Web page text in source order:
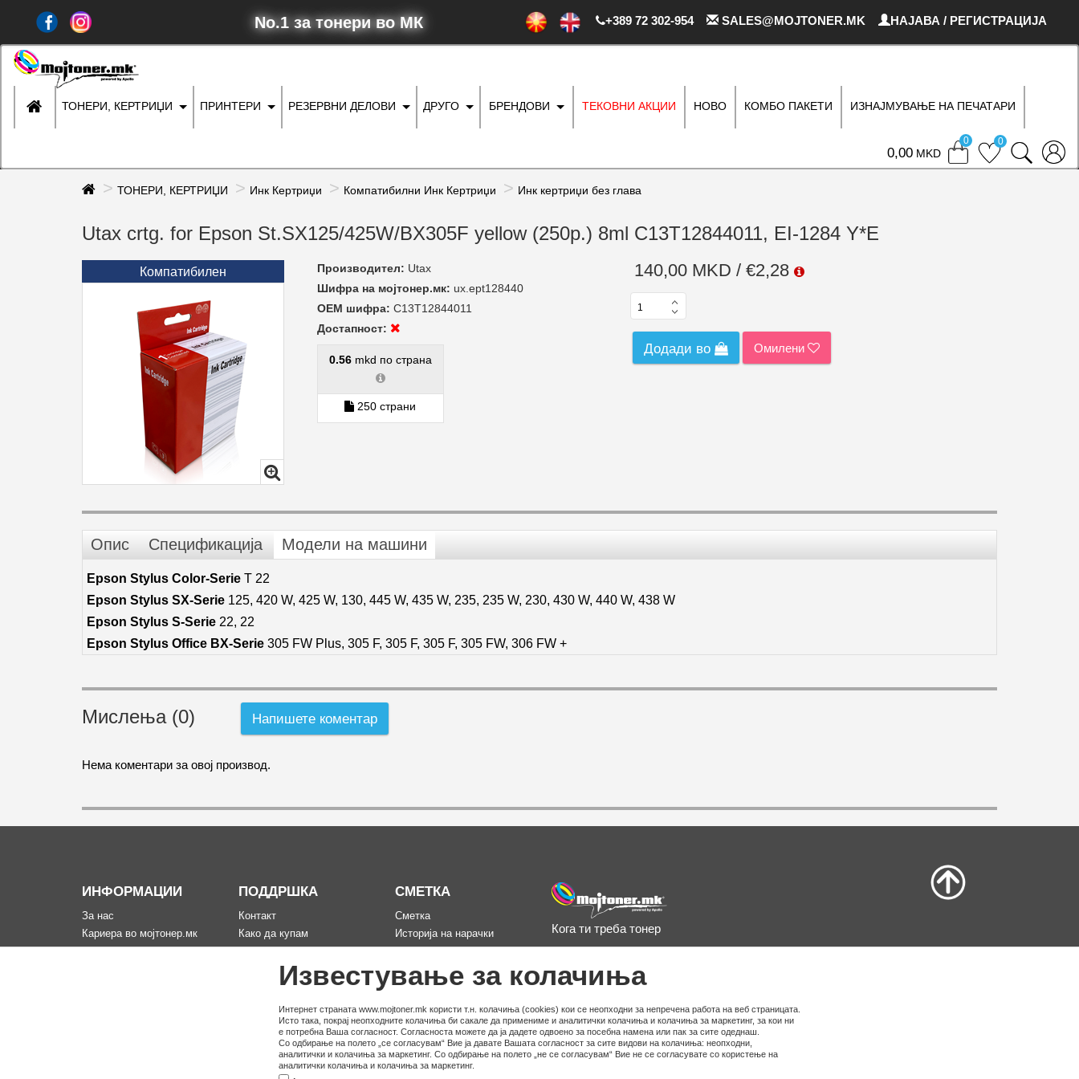
Известување за колачиња
Интернет страната www.mojtoner.mk користи т.н. колачиња (cookies) кои се неопходни за непречена работа на веб страницата.
Исто така, покрај неопходните колачиња би сакале да примениме и аналитички колачиња и колачиња за маркетинг, за кои ни
е потребна Ваша согласност. Согласноста можете да ја дадете одвоено за посебна намена или пак за сите одеднаш.
Со одбирање на полето „се согласувам“ Вие ја давате Вашата согласност за сите видови на колачиња: неопходни,
аналитички и колачиња за маркетинг. Со одбирање на полето „не се согласувам“ Вие не се согласувате со користење на
аналитички колачиња и колачиња за маркетинг.
No.1 за тонери во МК +389 72 302-954 SALES@MOJTONER.MK НАЈАВА / РЕГИСТРАЦИЈА
ТОНЕРИ, КЕРТРИЏИ ПРИНТЕРИ РЕЗЕРВНИ ДЕЛОВИ ДРУГО БРЕНДОВИ ТЕКОВНИ АКЦИИ НОВО КОМБО ПАКЕТИ ИЗНАЈМУВАЊЕ НА ПЕЧАТАРИ
0 MKD
0 0
ТОНЕРИ, КЕРТРИЏИ Инк Кертриџи Компатибилни Инк Кертриџи Инк кертриџи без глава
Utax crtg. for Epson St.SX125/425W/BX305F yellow (250p.) 8ml C13T12844011, EI-1284 Y*E
Компатибилен Производител: Utax
Шифра на мојтонер.мк: ux.ept128440
ОЕМ шифра: C13T12844011
Достапност:
0.56 mkd по страна
250 страни
140,00 MKD / €2,28
Додади во Омилени
Опис Спецификација Модели на машини
Epson Stylus Color-Serie T 22
Epson Stylus SX-Serie 125, 420 W, 425 W, 130, 445 W, 435 W, 235, 235 W, 230, 430 W, 440 W, 438 W
Epson Stylus S-Serie 22, 22
Epson Stylus Office BX-Serie 305 FW Plus, 305 F, 305 F, 305 F, 305 FW, 306 FW +
Мислења (0) Напишете коментар
Нема коментари за овој производ.
ИНФОРМАЦИИ
За нас
Кариера во мојтонер.мк
Информации за испорака
ПОДДРШКА
Контакт
Како да купам
Рекламација за производ
Мапа на сајтот
СМЕТКА
Сметка
Историја на нарачки
Омилени
Кога ти треба тонер